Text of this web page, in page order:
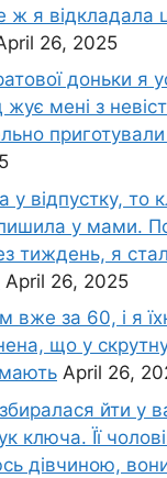
ж я відкладала
26, 2025
доньки я
жує мені з
у відпустку, то
у мами.
тиждень, я
April 26, 2025
вже за 60, і я
що у
April 26,
йти у
ключа. Її
дівчиною,